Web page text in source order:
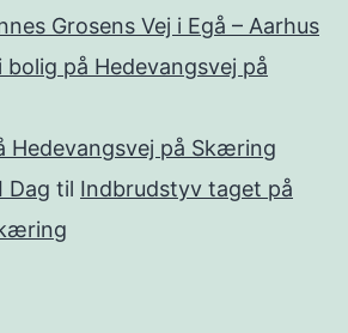
Grosens Vej i Egå – Aarhus
bolig på Hedevangsvej på
Hedevangsvej på Skæring
Dag til Indbrudstyv taget på